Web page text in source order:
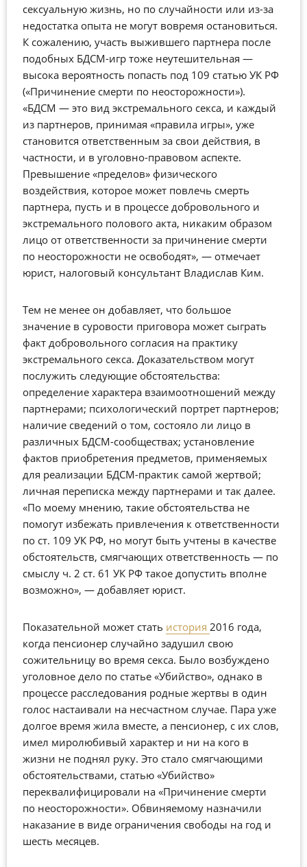
сексуальную жизнь, но по случайности или из-за
недостатка опыта не могут вовремя остановиться.
К сожалению, участь выжившего партнера после
подобных БДСМ-игр тоже неутешительная —
высока вероятность попасть под 109 статью УК РФ
(«Причинение смерти по неосторожности»).
«БДСМ — это вид экстремального секса, и каждый
из партнеров, принимая «правила игры», уже
становится ответственным за свои действия, в
частности, и в уголовно-правовом аспекте.
Превышение «пределов» физического
воздействия, которое может повлечь смерть
партнера, пусть и в процессе добровольного и
экстремального полового акта, никаким образом
лицо от ответственности за причинение смерти
по неосторожности не освободят», — отмечает
юрист, налоговый консультант Владислав Ким.
Тем не менее он добавляет, что большое
значение в суровости приговора может сыграть
факт добровольного согласия на практику
экстремального секса. Доказательством могут
послужить следующие обстоятельства:
определение характера взаимоотношений между
партнерами; психологический портрет партнеров;
наличие сведений о том, состояло ли лицо в
различных БДСМ-сообществах; установление
фактов приобретения предметов, применяемых
для реализации БДСМ-практик самой жертвой;
личная переписка между партнерами и так далее.
«По моему мнению, такие обстоятельства не
помогут избежать привлечения к ответственности
по ст. 109 УК РФ, но могут быть учтены в качестве
обстоятельств, смягчающих ответственность — по
смыслу ч. 2 ст. 61 УК РФ такое допустить вполне
возможно», — добавляет юрист.
Показательной может стать история 2016 года,
когда пенсионер случайно задушил свою
сожительницу во время секса. Было возбуждено
уголовное дело по статье «Убийство», однако в
процессе расследования родные жертвы в один
голос настаивали на несчастном случае. Пара уже
долгое время жила вместе, а пенсионер, с их слов,
имел миролюбивый характер и ни на кого в
жизни не поднял руку. Это стало смягчающими
обстоятельствами, статью «Убийство»
переквалифицировали на «Причинение смерти
по неосторожности». Обвиняемому назначили
наказание в виде ограничения свободы на год и
шесть месяцев.